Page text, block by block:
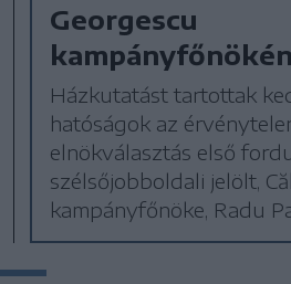
Georgescu
Házkutatást tartottak
hatóságok az
elnökválasztás első
szélsőjobboldali jelölt,
kampányfőnöke, Radu